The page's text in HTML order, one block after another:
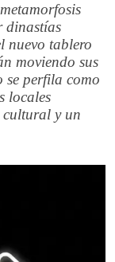
dinastías
nuevo tablero
moviendo sus
se perfila como
locales
cultural y un